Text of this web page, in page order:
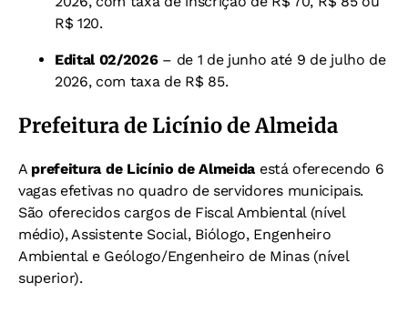
R$ 120.
Edital 02/2026– de 1 de junho até 9 de julho de
2026, com taxa de R$ 85.
Prefeitura de Licínio de Almeida
A prefeitura de Licínio de Almeida está oferecendo 6
vagas efetivas no quadro de servidores municipais.
São oferecidos cargos de Fiscal Ambiental (nível
médio), Assistente Social, Biólogo, Engenheiro
Ambiental e Geólogo/Engenheiro de Minas (nível
superior).